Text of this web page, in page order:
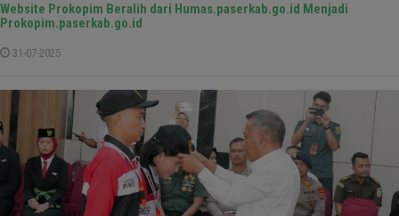
Website Prokopim Beralih dari Humas.paserkab.go.id Menjadi
Prokopim.paserkab.go.id
31-07-2025